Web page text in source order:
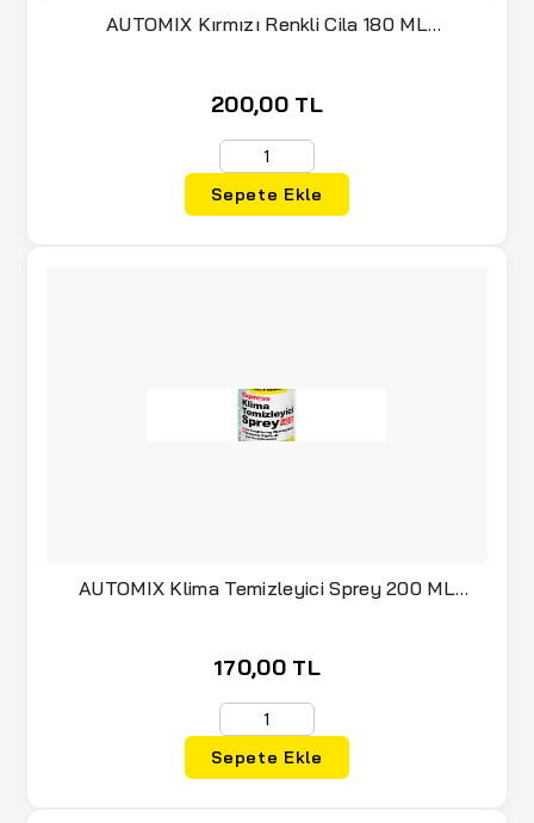
AUTOMIX Kırmızı Renkli Cila 180 ML
200,00 TL
Sepete Ekle
AUTOMIX Klima Temizleyici Sprey 200 ML
170,00 TL
Sepete Ekle